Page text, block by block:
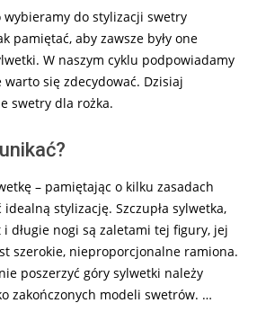
wybieramy do stylizacji swetry
pamiętać, aby zawsze były one
W naszym cyklu podpowiadamy
się zdecydować. Dzisiaj
swetry dla rożka.
– pamiętając o kilku zasadach
stylizację. Szczupła sylwetka,
długie nogi są zaletami tej figury, jej
szerokie, nieproporcjonalne ramiona.
poszerzyć góry sylwetki należy
zakończonych modeli swetrów. …